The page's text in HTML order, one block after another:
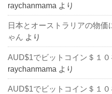
raychanmama より
日本とオーストラリアの物価
ゃん より
AUD$1でビットコイン＄１
raychanmama より
AUD$1でビットコイン＄１